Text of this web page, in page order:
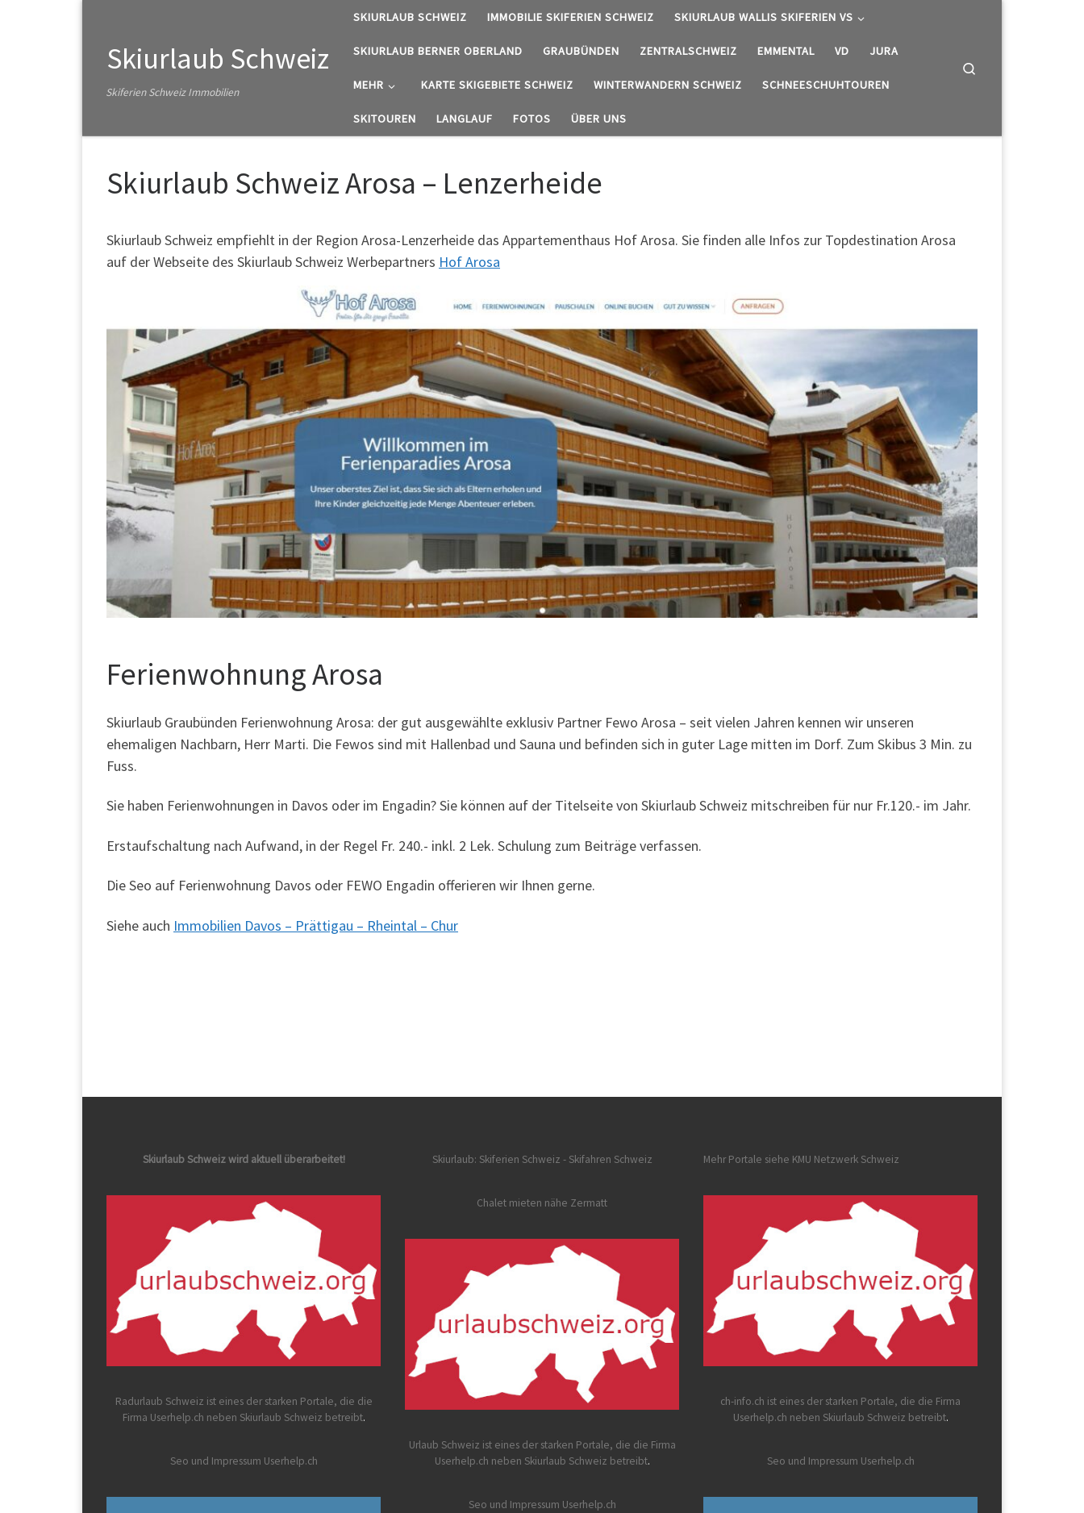
Skiurlaub Schweiz
Skiferien Schweiz Immobilien
SKIURLAUB SCHWEIZ IMMOBILIE SKIFERIEN SCHWEIZ SKIURLAUB WALLIS SKIFERIEN VS
SKIURLAUB BERNER OBERLAND GRAUBÜNDEN ZENTRALSCHWEIZ EMMENTAL VD JURA
MEHR KARTE SKIGEBIETE SCHWEIZ WINTERWANDERN SCHWEIZ SCHNEESCHUHTOUREN
SKITOUREN LANGLAUF FOTOS ÜBER UNS
Skiurlaub Schweiz Arosa – Lenzerheide
Skiurlaub Schweiz empfiehlt in der Region Arosa-Lenzerheide das Appartementhaus Hof Arosa. Sie finden alle Infos zur Topdestination Arosa
auf der Webseite des Skiurlaub Schweiz Werbepartners Hof Arosa
Ferienwohnung Arosa
Skiurlaub Graubünden Ferienwohnung Arosa: der gut ausgewählte exklusiv Partner Fewo Arosa – seit vielen Jahren kennen wir unseren
ehemaligen Nachbarn, Herr Marti. Die Fewos sind mit Hallenbad und Sauna und befinden sich in guter Lage mitten im Dorf. Zum Skibus 3 Min. zu
Fuss.
Sie haben Ferienwohnungen in Davos oder im Engadin? Sie können auf der Titelseite von Skiurlaub Schweiz mitschreiben für nur Fr.120.- im Jahr.
Erstaufschaltung nach Aufwand, in der Regel Fr. 240.- inkl. 2 Lek. Schulung zum Beiträge verfassen.
Die Seo auf Ferienwohnung Davos oder FEWO Engadin offerieren wir Ihnen gerne.
Siehe auch Immobilien Davos – Prättigau – Rheintal – Chur
Skiurlaub Schweiz wird aktuell überarbeitet!
Radurlaub Schweiz ist eines der starken Portale, die die
Firma Userhelp.ch neben Skiurlaub Schweiz betreibt.
Seo und Impressum Userhelp.ch
Skiurlaub: Skiferien Schweiz - Skifahren Schweiz
Chalet mieten nähe Zermatt
Urlaub Schweiz ist eines der starken Portale, die die Firma
Userhelp.ch neben Skiurlaub Schweiz betreibt.
Seo und Impressum Userhelp.ch
Mehr Portale siehe KMU Netzwerk Schweiz
ch-info.ch ist eines der starken Portale, die die Firma
Userhelp.ch neben Skiurlaub Schweiz betreibt.
Seo und Impressum Userhelp.ch